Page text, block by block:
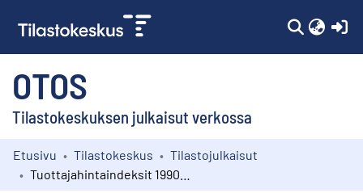
OTOS
Tilastokeskuksen julkaisut verkossa
Kokoelmat
Etusivu Tilastokeskus
Tilastojulkaisut